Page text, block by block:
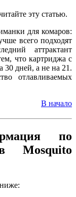
эту статью.
для комаров:
всего подходят
аттрактант
что картриджа с
30 дней, а не на 21.
отлавливаемых
В начало
по
Mosquito